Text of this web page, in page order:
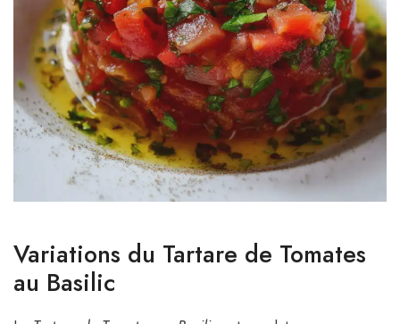
Variations du Tartare de Tomates
au Basilic